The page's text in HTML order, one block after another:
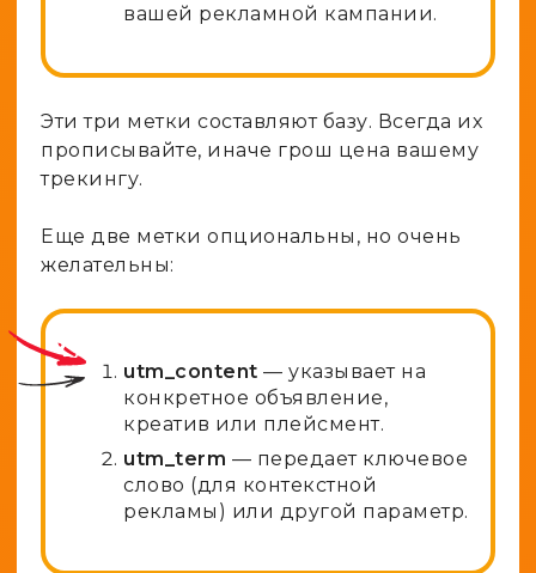
вашей рекламной кампании.
Эти три метки составляют базу. Всегда их
прописывайте, иначе грош цена вашему
трекингу.
Еще две метки опциональны, но очень
желательны:
utm_content — указывает на
конкретное объявление,
креатив или плейсмент.
utm_term — передает ключевое
слово (для контекстной
рекламы) или другой параметр.